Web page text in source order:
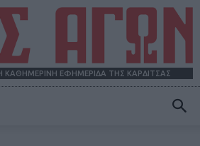
ΚΑΘΗΜΕΡΙΝΗ ΕΦΗΜΕΡΙΔΑ ΤΗΣ ΚΑΡΔΙΤΣΑΣ